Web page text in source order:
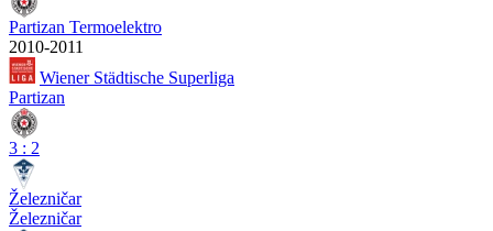
Partizan Termoelektro
2010-2011
Wiener Städtische Superliga
Partizan
3 : 2
Železničar
Železničar